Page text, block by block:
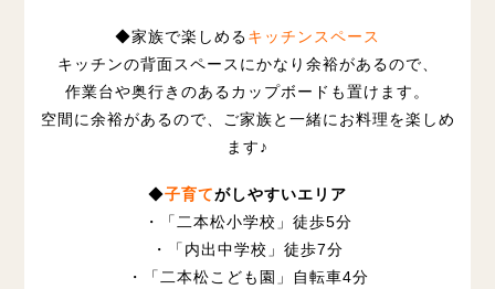
◆家族で楽しめるキッチンスペース
キッチンの背面スペースにかなり余裕があるので、
作業台や奥行きのあるカップボードも置けます。
空間に余裕があるので、ご家族と一緒にお料理を楽しめ
ます♪
◆子育てがしやすいエリア
・「二本松小学校」徒歩5分
・「内出中学校」徒歩7分
・「二本松こども園」自転車4分